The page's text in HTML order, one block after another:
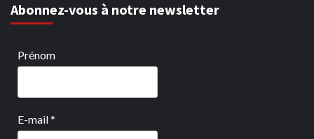
Abonnez-vous à notre newsletter
Prénom
E-mail*